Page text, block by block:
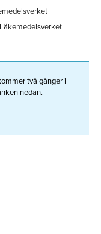
två gånger i
nedan.